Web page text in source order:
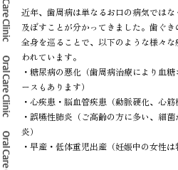
近年、歯周病は単なるお口の病気では
及ぼすことが分かってきました。歯ぐ
全身を巡ることで、以下のような様々
われています。
・糖尿病の悪化（歯周病治療により血
ースもあります）
・心疾患・脳血管疾患（動脈硬化、心筋
・誤嚥性肺炎（ご高齢の方に多い、細
炎）
・早産・低体重児出産（妊娠中の女性は